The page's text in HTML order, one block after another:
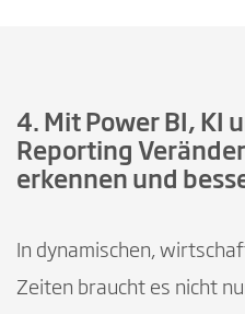
4. Mit Power BI, KI
Reporting
erkennen und
In dynamischen,
Zeiten braucht es nicht